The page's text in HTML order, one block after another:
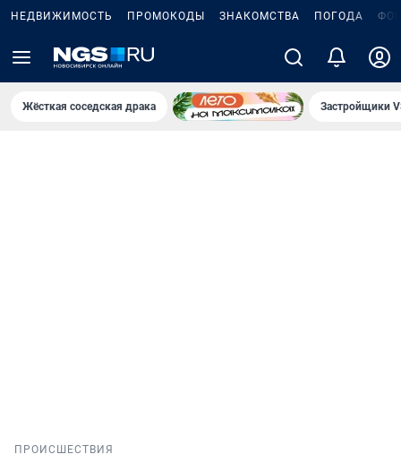
НЕДВИЖИМОСТЬ ПРОМОКОДЫ ЗНАКОМСТВА ПОГОДА
Жёсткая соседская драка Застройщики
ПРОИСШЕСТВИЯ